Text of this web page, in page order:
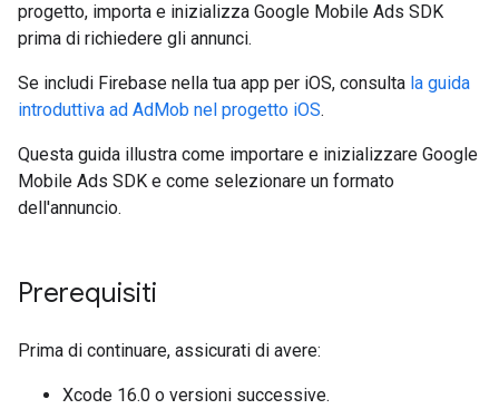
progetto, importa e inizializza Google Mobile Ads SDK
prima di richiedere gli annunci.
Se includi Firebase nella tua app per iOS, consulta la guida
introduttiva ad AdMob nel progetto iOS.
Questa guida illustra come importare e inizializzare Google
Mobile Ads SDK e come selezionare un formato
dell'annuncio.
Prerequisiti
Prima di continuare, assicurati di avere:
Xcode 16.0 o versioni successive.